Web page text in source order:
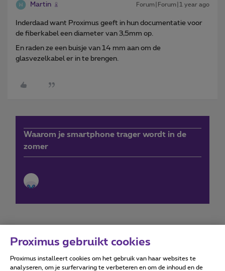
Martin Forum|Forum|1 year ago
Inderdaad want Proximus geeft in hun documentatie voor
de fiberkabel een diameter van 3,5mm op.
En raden ze een buisje van 14 mm aan om de
glasvezelkabel er in te brengen.
Waarom je smartphone trager wordt in de
zomer
Forumvoorwaarden Accessibility statement
Proximus gebruikt cookies
Proximus installeert cookies om het gebruik van haar websites te
analyseren, om je surfervaring te verbeteren en om de inhoud en de